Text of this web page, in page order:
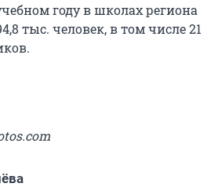
году в школах региона
тыс. человек, в том числе 21